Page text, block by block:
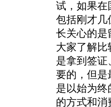
试，如果在
包括刚才几
长关心的是
大家了解比
是拿到签证
要的，但是
是以始为终
的方式和消